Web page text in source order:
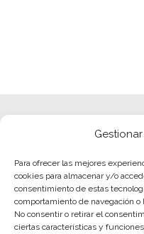
Para ofrecer las mejores
cookies para almacenar y/o
consentimiento de estas
comportamiento de navegación
No consentir o retirar el
ciertas características y